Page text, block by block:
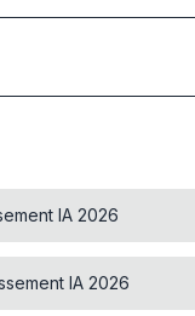
IA 2026
IA 2026